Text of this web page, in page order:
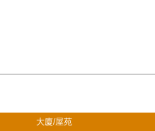
大廈/屋苑